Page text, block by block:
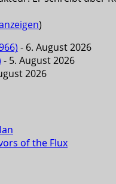
)
- 6. August 2026
- 5. August 2026
2026
of the Flux